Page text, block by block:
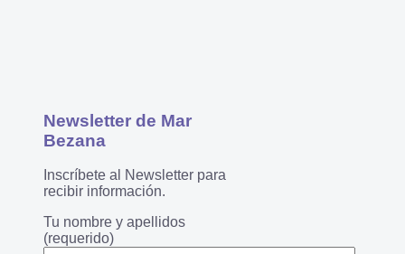
Newsletter de Mar
Bezana
Inscríbete al Newsletter para
recibir información.
Tu nombre y apellidos
(requerido)